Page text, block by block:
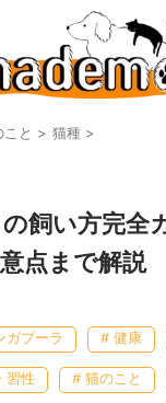
と > 猫種 >
飼い方完全
点まで解説
ガプーラ # 健康
習性 # 猫のこと